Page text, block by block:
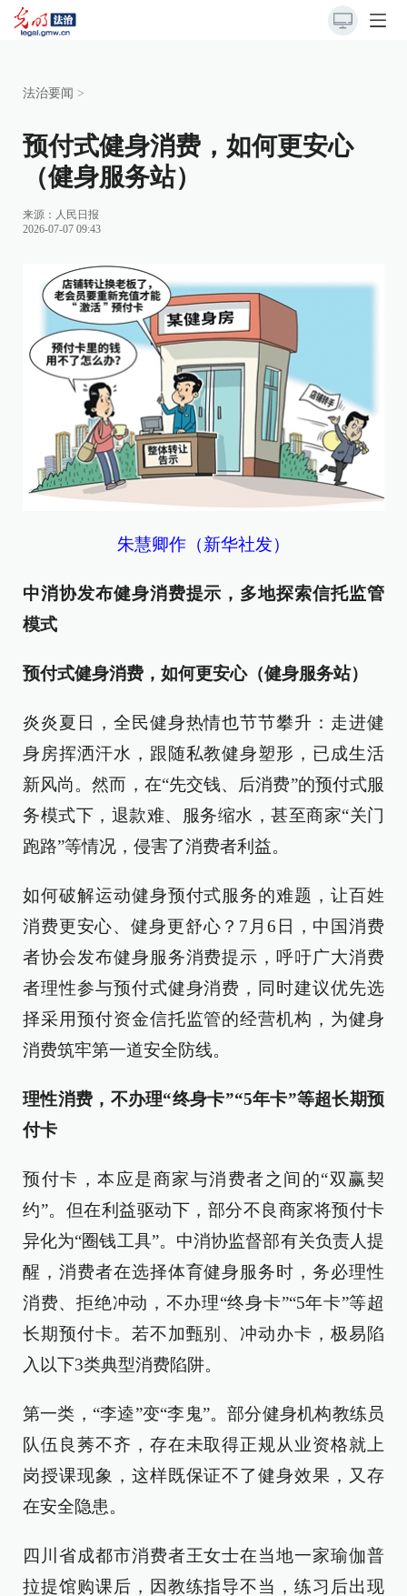
法治要闻 >
预付式健身消费，如何更安心
（健身服务站）
来源： 人民日报
2026-07-07 09:43
朱慧卿作（新华社发）
中消协发布健身消费提示，多地探索信托监管
模式
预付式健身消费，如何更安心（健身服务站）
炎炎夏日，全民健身热情也节节攀升：走进健
身房挥洒汗水，跟随私教健身塑形，已成生活
新风尚。然而，在“先交钱、后消费”的预付式服
务模式下，退款难、服务缩水，甚至商家“关门
跑路”等情况，侵害了消费者利益。
如何破解运动健身预付式服务的难题，让百姓
消费更安心、健身更舒心？7月6日，中国消费
者协会发布健身服务消费提示，呼吁广大消费
者理性参与预付式健身消费，同时建议优先选
择采用预付资金信托监管的经营机构，为健身
消费筑牢第一道安全防线。
理性消费，不办理“终身卡”“5年卡”等超长期预
付卡
预付卡，本应是商家与消费者之间的“双赢契
约”。但在利益驱动下，部分不良商家将预付卡
异化为“圈钱工具”。中消协监督部有关负责人提
醒，消费者在选择体育健身服务时，务必理性
消费、拒绝冲动，不办理“终身卡”“5年卡”等超
长期预付卡。若不加甄别、冲动办卡，极易陷
入以下3类典型消费陷阱。
第一类，“李逵”变“李鬼”。部分健身机构教练员
队伍良莠不齐，存在未取得正规从业资格就上
岗授课现象，这样既保证不了健身效果，又存
在安全隐患。
四川省成都市消费者王女士在当地一家瑜伽普
拉提馆购课后，因教练指导不当，练习后出现